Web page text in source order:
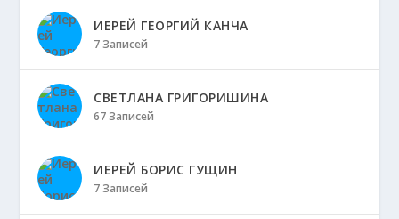
ИЕРЕЙ ГЕОРГИЙ КАНЧА
7 Записей
СВЕТЛАНА ГРИГОРИШИНА
67 Записей
ИЕРЕЙ БОРИС ГУЩИН
7 Записей